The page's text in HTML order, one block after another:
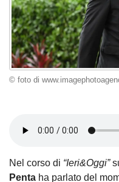
© foto di
Nel corso di “Ieri&Oggi”
Penta ha parlato del